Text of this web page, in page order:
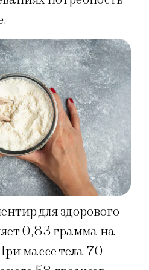
для здорового
0,83 грамма на
массе тела 70